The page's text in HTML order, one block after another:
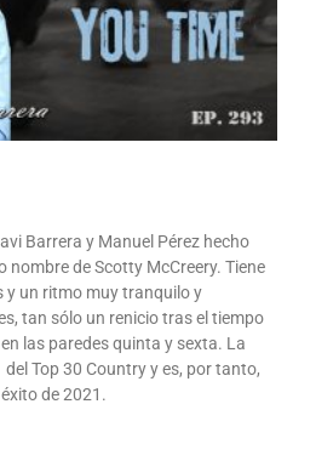
Barrera y Manuel Pérez hecho
nombre de Scotty McCreery. Tiene
y un ritmo muy tranquilo y
tan sólo un renicio tras el tiempo
las paredes quinta y sexta. La
Top 30 Country y es, por tanto,
de 2021.